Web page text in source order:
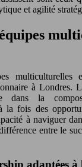
et agilité
multiculturelles
à Londres.
la
la fois des
à naviguer
entre le
adaptées